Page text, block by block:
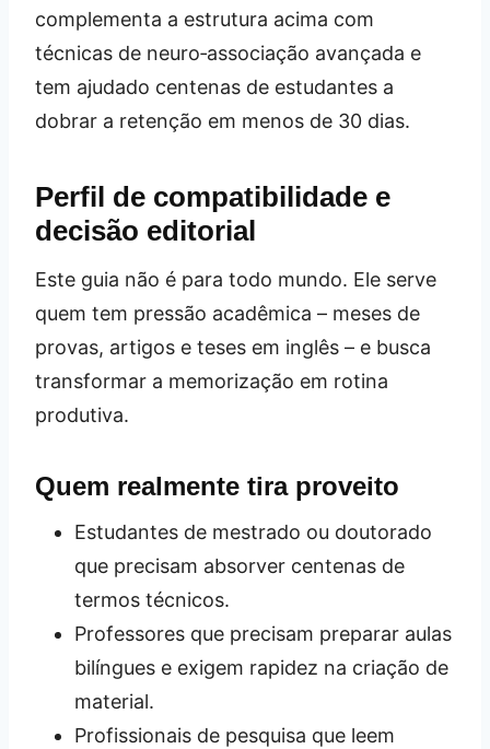
complementa a estrutura acima com
técnicas de neuro‑associação avançada e
tem ajudado centenas de estudantes a
dobrar a retenção em menos de 30 dias.
Perfil de compatibilidade e
decisão editorial
Este guia não é para todo mundo. Ele serve
quem tem pressão acadêmica – meses de
provas, artigos e teses em inglês – e busca
transformar a memorização em rotina
produtiva.
Quem realmente tira proveito
Estudantes de mestrado ou doutorado
que precisam absorver centenas de
termos técnicos.
Professores que precisam preparar aulas
bilíngues e exigem rapidez na criação de
material.
Profissionais de pesquisa que leem